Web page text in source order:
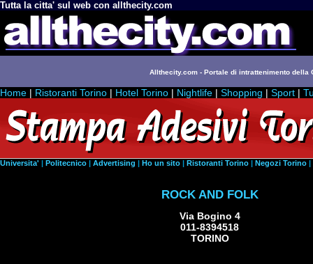
Tutta la citta' sul web con allthecity.com
Allthecity.com - Portale di intrattenimento della
Home | Ristoranti Torino | Hotel Torino | Nightlife | Shopping | Sport |
Universita' | Politecnico | Advertising | Ho un sito | Ristoranti Torino | Negozi Torino |
ROCK AND FOLK
Via Bogino 4
011-8394518
TORINO